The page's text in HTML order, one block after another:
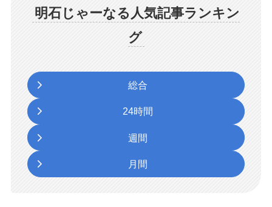
明石じゃーなる人気記事ランキン
グ
総合
24時間
週間
月間